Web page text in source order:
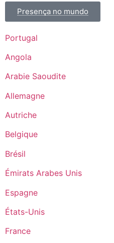
Presença no mundo
Portugal
Angola
Arabie Saoudite
Allemagne
Autriche
Belgique
Brésil
Émirats Arabes Unis
Espagne
États-Unis
France